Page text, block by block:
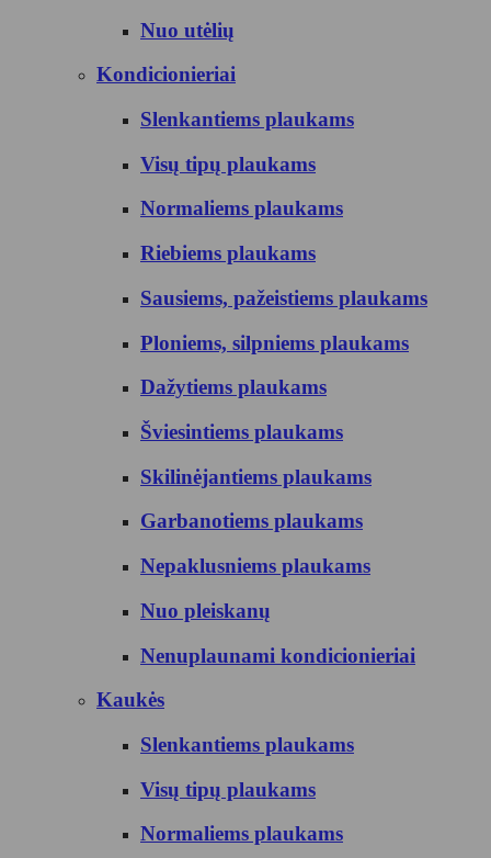
Nuo utėlių
Kondicionieriai
Slenkantiems plaukams
Visų tipų plaukams
Normaliems plaukams
Riebiems plaukams
Sausiems, pažeistiems plaukams
Ploniems, silpniems plaukams
Dažytiems plaukams
Šviesintiems plaukams
Skilinėjantiems plaukams
Garbanotiems plaukams
Nepaklusniems plaukams
Nuo pleiskanų
Nenuplaunami kondicionieriai
Kaukės
Slenkantiems plaukams
Visų tipų plaukams
Normaliems plaukams